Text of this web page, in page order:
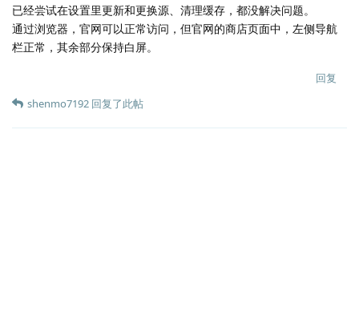
已经尝试在设置里更新和更换源、清理缓存，都没解决问题。
通过浏览器，官网可以正常访问，但官网的商店页面中，左侧导航
栏正常，其余部分保持白屏。
回复
shenmo7192 回复了此帖